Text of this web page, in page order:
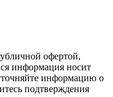
офертой,
информация носит
информацию о
подтверждения